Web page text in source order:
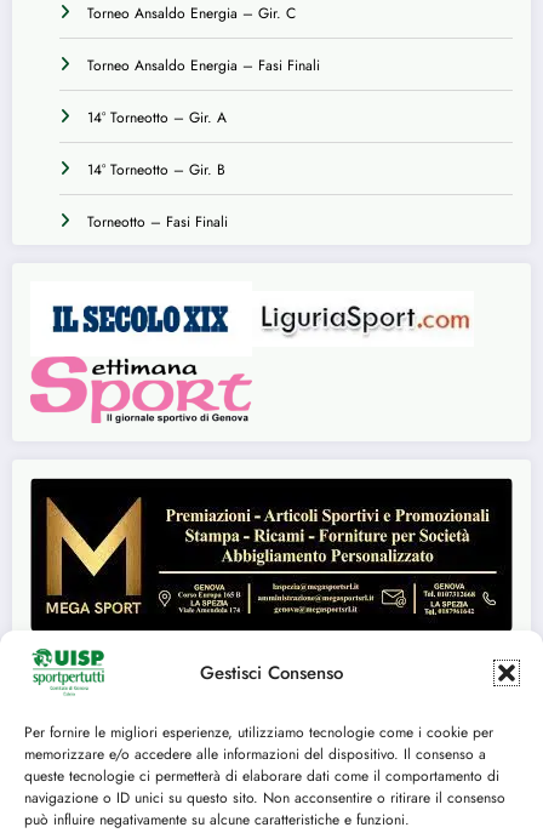
Gestisci Consenso
Per fornire le migliori esperienze, utilizziamo tecnologie come i cookie per
memorizzare e/o accedere alle informazioni del dispositivo. Il consenso a
queste tecnologie ci permetterà di elaborare dati come il comportamento di
navigazione o ID unici su questo sito. Non acconsentire o ritirare il consenso
può influire negativamente su alcune caratteristiche e funzioni.
Torneo Ansaldo Energia – Gir. C
Torneo Ansaldo Energia – Fasi Finali
14° Torneotto – Gir. A
14° Torneotto – Gir. B
Torneotto – Fasi Finali
Seguici su:
FACEBOOK
TWITTER